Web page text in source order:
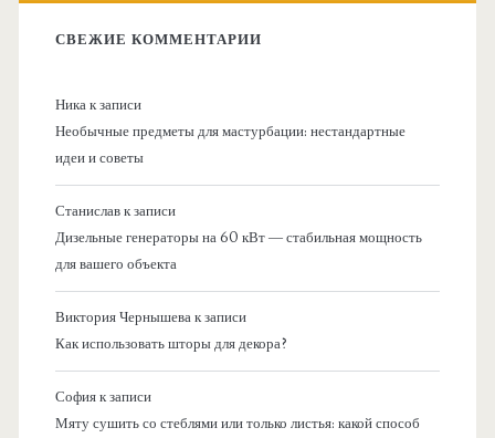
СВЕЖИЕ КОММЕНТАРИИ
Никак записи
Необычные предметы для мастурбации: нестандартные
идеи и советы
Станиславк записи
Дизельные генераторы на 60 кВт — стабильная мощность
для вашего объекта
Виктория Чернышевак записи
Как использовать шторы для декора?
Софияк записи
Мяту сушить со стеблями или только листья: какой способ